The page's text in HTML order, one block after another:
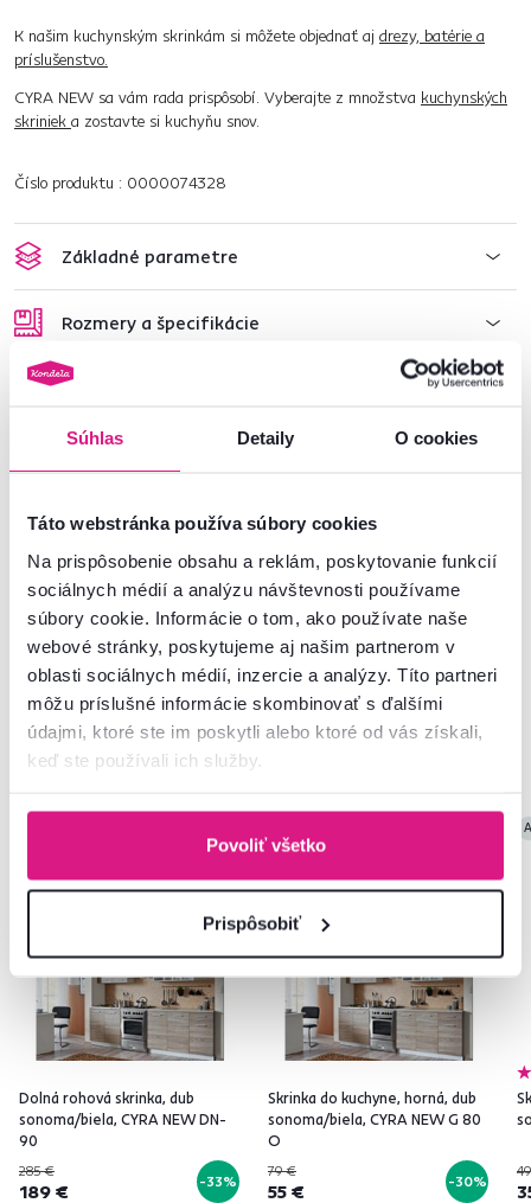
Súhlas Detaily O cookies
Táto webstránka používa súbory cookies
Na prispôsobenie obsahu a reklám, poskytovanie funkcií
sociálnych médií a analýzu návštevnosti používame
súbory cookie. Informácie o tom, ako používate naše
webové stránky, poskytujeme aj našim partnerom v
oblasti sociálnych médií, inzercie a analýzy. Títo partneri
môžu príslušné informácie skombinovať s ďalšími
údajmi, ktoré ste im poskytli alebo ktoré od vás získali,
keď ste používali ich služby.
Povoliť všetko
Prispôsobiť
K našim kuchynským skrinkám si môžete objednať aj drezy, batérie a
príslušenstvo.
CYRA NEW sa vám rada prispôsobí. Vyberajte z množstva kuchynských
skriniek a zostavte si kuchyňu snov.
Číslo produktu : 0000074328
Základné parametre
Rozmery a špecifikácie
Informácie o balení
Kontaktujte nás a my vám radi poradíme
02/ 40 100 100 Spustiť chat
Podobné produkty
Dolná rohová skrinka, dub
sonoma/biela, CYRA NEW DN-
90
285 €
189 € -33%
Skrinka do kuchyne, horná, dub
sonoma/biela, CYRA NEW G 80
O
79 €
55 € -30%